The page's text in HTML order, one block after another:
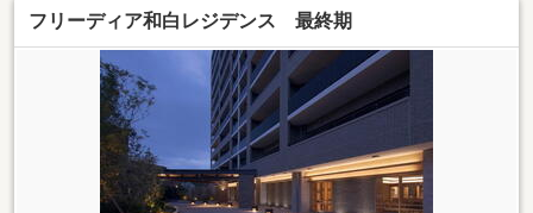
フリーディア和白レジデンス 最終期